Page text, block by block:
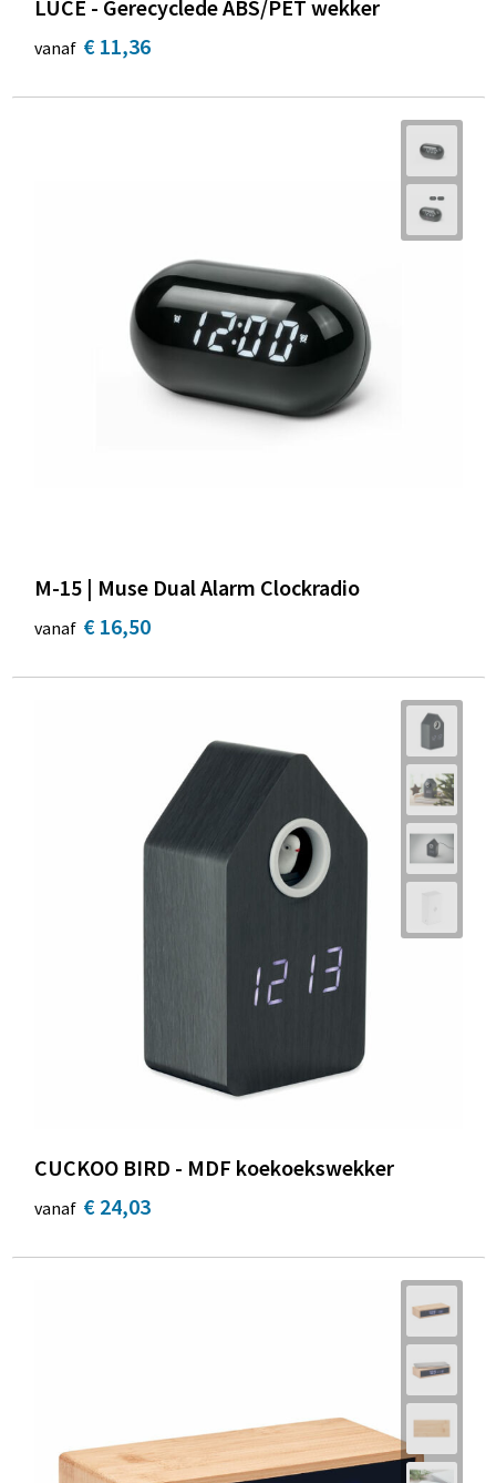
LUCE - Gerecyclede ABS/PET wekker
vanaf € 11,36
M-15 | Muse Dual Alarm Clockradio
vanaf € 16,50
CUCKOO BIRD - MDF koekoekswekker
vanaf € 24,03